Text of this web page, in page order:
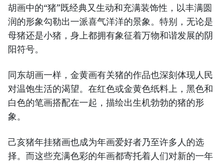
胡画中的“猪”既经典又生动和充满装饰性，以丰满圆
润的形象勾勒出一派喜气洋洋的景象。特别，无论是
母猪还是小猪，身上都拥有象征着万物和谐发展的阴
阳符号。
同东胡画一样，金黄画有关猪的作品也深刻体现人民
对温饱生活的渴望。在红色或金黄色纸料上，黑色和
白色的笔画搭配在一起，描绘出生机勃勃的猪的形
象。
己亥猪年挂猪画也成为年画爱好者乃至许多人的选
择。而这些充满色彩的年画都寄托着人们对新的一年